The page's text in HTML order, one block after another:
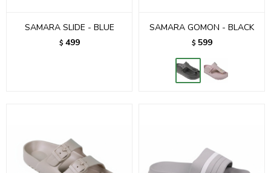
SAMARA SLIDE - BLUE
$ 499
SAMARA GOMON - BLACK
$ 599